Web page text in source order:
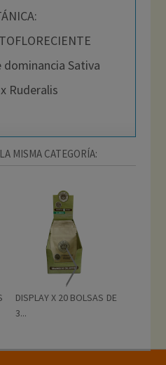
dominancia Sativa
Ruderalis
MISMA CATEGORÍA:
DISPLAY X 20 BOLSAS DE
3...